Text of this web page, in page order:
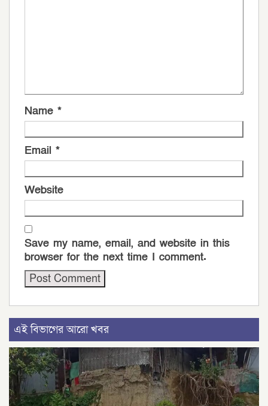
Name *
Email *
Website
Save my name, email, and website in this
browser for the next time I comment.
এই বিভাগের আরো খবর